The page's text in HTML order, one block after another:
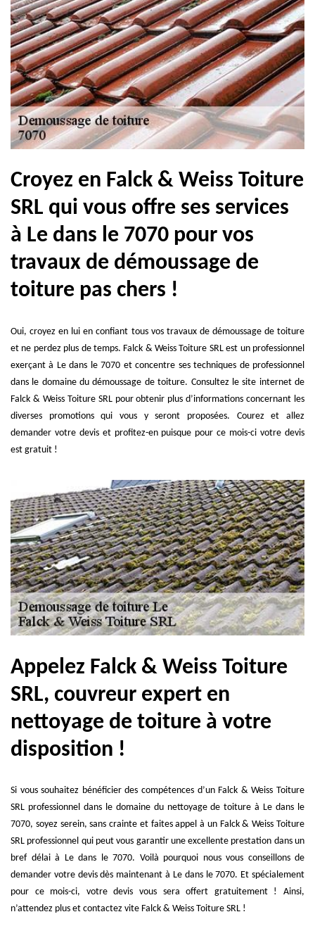
Croyez en Falck & Weiss Toiture
SRL qui vous offre ses services
à Le dans le 7070 pour vos
travaux de démoussage de
toiture pas chers !
Oui, croyez en lui en confiant tous vos travaux de démoussage de toiture
et ne perdez plus de temps. Falck & Weiss Toiture SRL est un professionnel
exerçant à Le dans le 7070 et concentre ses techniques de professionnel
dans le domaine du démoussage de toiture. Consultez le site internet de
Falck & Weiss Toiture SRL pour obtenir plus d’informations concernant les
diverses promotions qui vous y seront proposées. Courez et allez
demander votre devis et profitez-en puisque pour ce mois-ci votre devis
est gratuit !
Appelez Falck & Weiss Toiture
SRL, couvreur expert en
nettoyage de toiture à votre
disposition !
Si vous souhaitez bénéficier des compétences d’un Falck & Weiss Toiture
SRL professionnel dans le domaine du nettoyage de toiture à Le dans le
7070, soyez serein, sans crainte et faites appel à un Falck & Weiss Toiture
SRL professionnel qui peut vous garantir une excellente prestation dans un
bref délai à Le dans le 7070. Voilà pourquoi nous vous conseillons de
demander votre devis dès maintenant à Le dans le 7070. Et spécialement
pour ce mois-ci, votre devis vous sera offert gratuitement ! Ainsi,
n’attendez plus et contactez vite Falck & Weiss Toiture SRL !